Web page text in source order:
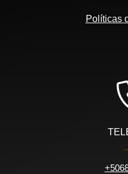
Políticas